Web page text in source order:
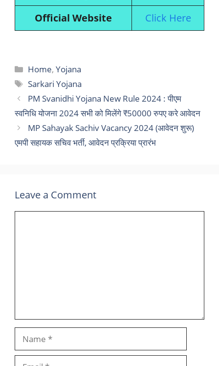
Official Website
Click Here
Categories
Home,Yojana
Tags
Sarkari Yojana
PM Svanidhi Yojana New Rule 2024 : पीएम
स्वनिधि योजना 2024 सभी को मिलेंगे ₹50000 रुपए करे आवेदन
MP Sahayak Sachiv Vacancy 2024 (आवेदन शुरू)
एमपी सहायक सचिव भर्ती, आवेदन प्रक्रिया प्रारंभ
Leave a Comment